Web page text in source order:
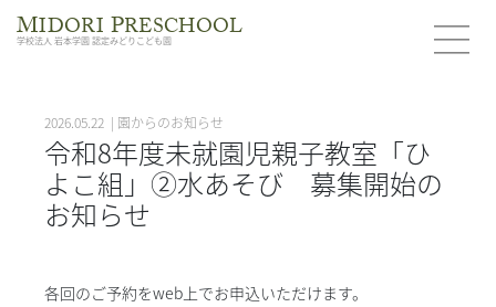
MIDORIPRESCHOOL
学校法人 岩本学園 認定みどりこども園
2026.05.22 | 園からのお知らせ
令和8年度未就園児親子教室「ひ
よこ組」②水あそび 募集開始の
お知らせ
各回のご予約をweb上でお申込いただけます。